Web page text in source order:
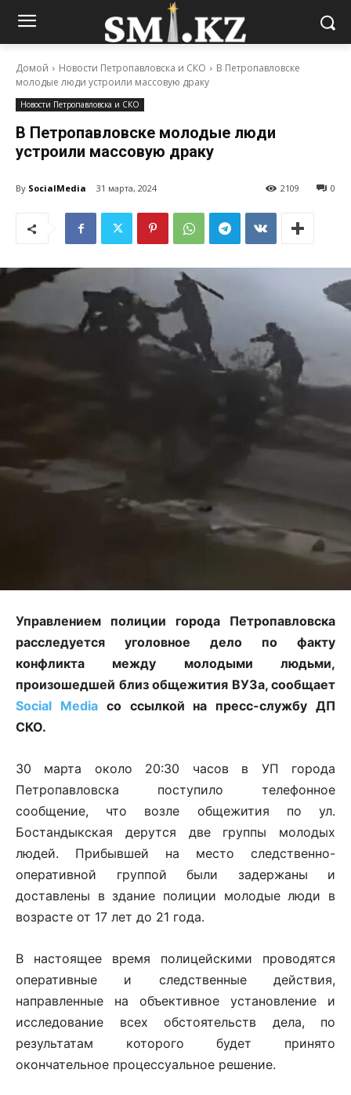
Домой Новости Петропавловска и СКО
В Петропавловске
молодые люди устроили массовую драку
Новости Петропавловска и СКО
В Петропавловске молодые люди
устроили массовую драку
By SocialMedia 31 марта, 2024 0
2109
Управлением полиции города Петропавловска
расследуется уголовное дело по факту
конфликта между молодыми людьми,
произошедшей близ общежития ВУЗа, сообщает
Social Mediaсо ссылкой на пресс-службу ДП
СКО.
30 марта около 20:30 часов в УП города
Петропавловска поступило телефонное
сообщение, что возле общежития по ул.
Бостандыкская дерутся две группы молодых
людей. Прибывшей на место следственно-
оперативной группой были задержаны и
доставлены в здание полиции молодые люди в
возрасте от 17 лет до 21 года.
В настоящее время полицейскими проводятся
оперативные и следственные действия,
направленные на объективное установление и
исследование всех обстоятельств дела, по
результатам которого будет принято
окончательное процессуальное решение.